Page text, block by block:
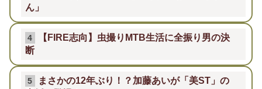
ん」
4
【FIRE志向】虫撮りMTB生活に全振り男の決
断
5
まさかの12年ぶり！？加藤あいが「美ST」の